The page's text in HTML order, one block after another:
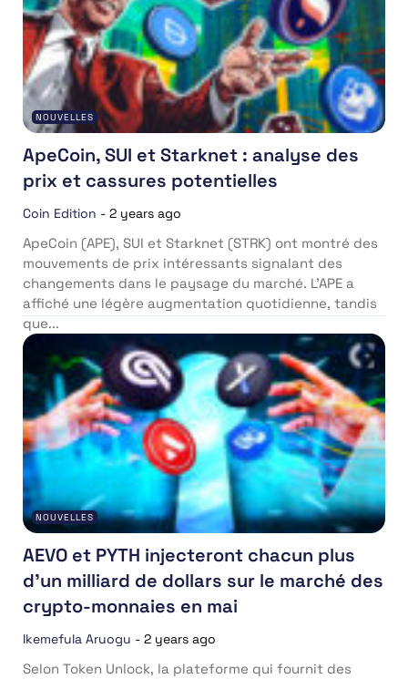
NOUVELLES
ApeCoin, SUI et Starknet : analyse des
prix et cassures potentielles
Coin Edition - 2 years ago
ApeCoin (APE), SUI et Starknet (STRK) ont montré des
mouvements de prix intéressants signalant des
changements dans le paysage du marché. L’APE a
affiché une légère augmentation quotidienne, tandis
que...
NOUVELLES
AEVO et PYTH injecteront chacun plus
d’un milliard de dollars sur le marché des
crypto-monnaies en mai
Ikemefula Aruogu - 2 years ago
Selon Token Unlock, la plateforme qui fournit des